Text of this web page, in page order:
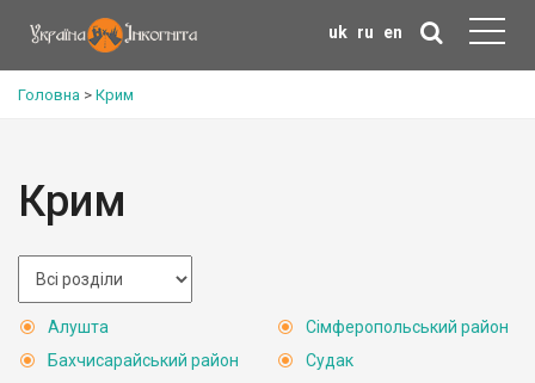
uk ru en
Головна > Крим
Крим
Алушта
Бахчисарайський район
Сімферопольський район
Судак